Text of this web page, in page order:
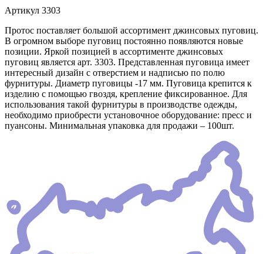
Артикул 3303
Протос поставляет большой ассортимент джинсовых пуговиц.
В огромном выборе пуговиц постоянно появляются новые
позиции. Яркой позицией в ассортименте джинсовых
пуговиц является арт. 3303. Представленная пуговица имеет
интересный дизайн с отверстием и надписью по полю
фурнитуры. Диаметр пуговицы -17 мм. Пуговица крепится к
изделию с помощью гвоздя, крепление фиксированное. Для
использования такой фурнитуры в производстве одежды,
необходимо приобрести установочное оборудование: пресс и
пуансоны. Минимальная упаковка для продажи – 100шт.